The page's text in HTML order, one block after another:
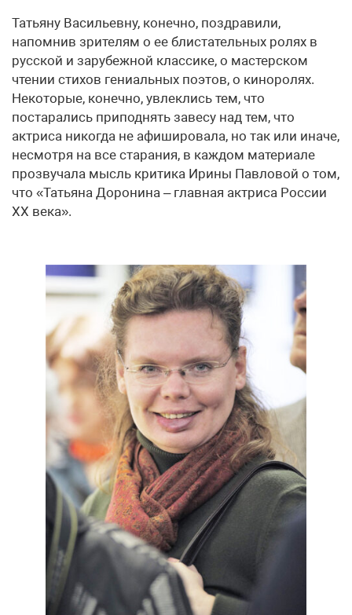
Татьяну Васильевну, конечно, поздравили,
напомнив зрителям о ее блистательных ролях в
русской и зарубежной классике, о мастерском
чтении стихов гениальных поэтов, о киноролях.
Некоторые, конечно, увлеклись тем, что
постарались приподнять завесу над тем, что
актриса никогда не афишировала, но так или иначе,
несмотря на все старания, в каждом материале
прозвучала мысль критика Ирины Павловой о том,
что «Татьяна Доронина – главная актриса России
XX века».